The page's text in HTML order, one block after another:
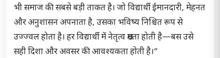
भी समाज की सबसे बड़ी ताकत है। जो विद्यार्थी ईमानदारी, मेहनत
और अनुशासन अपनाता है, उसका भविष्य निश्चित रूप से
उज्ज्वल होता है। हर विद्यार्थी में नेतृत्व क्षमता होती है—बस उसे
सही दिशा और अवसर की आवश्यकता होती है।”